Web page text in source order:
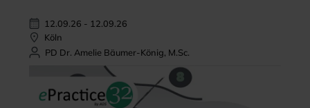
12.09.26 - 12.09.26
Köln
PD Dr. Amelie Bäumer-König, M.Sc.